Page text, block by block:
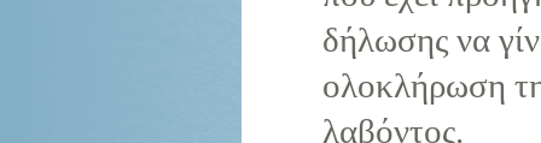
δήλωσης να
ολοκλήρωση
λαβόντος.